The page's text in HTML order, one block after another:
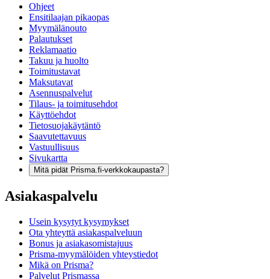
Ohjeet
Ensitilaajan pikaopas
Myymälänouto
Palautukset
Reklamaatio
Takuu ja huolto
Toimitustavat
Maksutavat
Asennuspalvelut
Tilaus- ja toimitusehdot
Käyttöehdot
Tietosuojakäytäntö
Saavutettavuus
Vastuullisuus
Sivukartta
Mitä pidät Prisma.fi-verkkokaupasta?
Asiakaspalvelu
Usein kysytyt kysymykset
Ota yhteyttä asiakaspalveluun
Bonus ja asiakasomistajuus
Prisma-myymälöiden yhteystiedot
Mikä on Prisma?
Palvelut Prismassa